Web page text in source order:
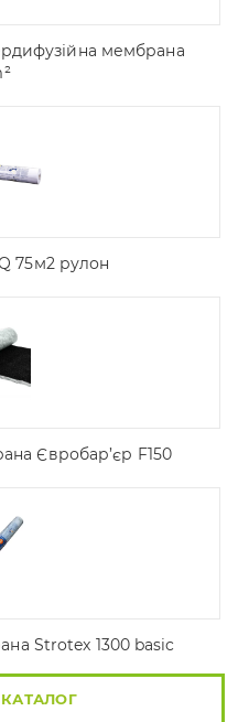
мембрана
75м2 рулон
Євробар’єр F150
Strotex 1300 basic